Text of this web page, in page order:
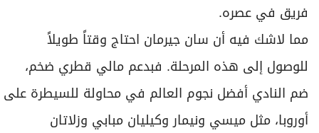
فريق في عصره.
مما لاشك فيه أن سان جيرمان احتاج وقتاً طويلاً
للوصول إلى هذه المرحلة. فبدعم مالي قطري ضخم،
ضم النادي أفضل نجوم العالم في محاولة للسيطرة على
أوروبا، مثل ميسي ونيمار وكيليان مبابي وزلاتان